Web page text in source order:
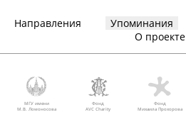
Направления Упоминания
О проекте
МГУ имени
М.В. Ломоносова
Фонд
AVC Charity
Фонд
Михаила Прохорова